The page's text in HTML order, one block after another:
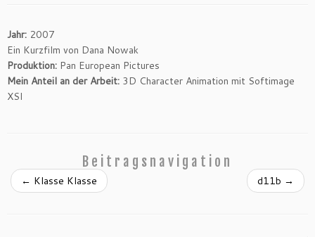
Jahr: 2007
Ein Kurzfilm von Dana Nowak
Produktion: Pan European Pictures
Mein Anteil an der Arbeit: 3D Character Animation mit Softimage
XSI
Beitragsnavigation
← Klasse Klasse d11b →